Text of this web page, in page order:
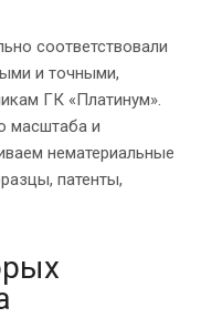
соответствовали
и точными,
ГК «Платинум».
масштаба и
нематериальные
патенты,